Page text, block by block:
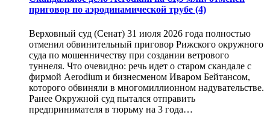
приговор по аэродинамической трубе (4)
Верховный суд (Сенат) 31 июля 2026 года полностью
отменил обвинительный приговор Рижского окружного
суда по мошенничеству при создании ветрового
туннеля. Что очевидно: речь идет о старом скандале с
фирмой Aerodium и бизнесменом Иваром Бейтансом,
которого обвиняли в многомиллионном надувательстве.
Ранее Окружной суд пытался отправить
предпринимателя в тюрьму на 3 года…